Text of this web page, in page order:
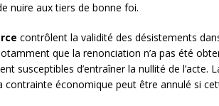
nuire aux tiers de bonne foi.
contrôlent la validité des désistements
que la renonciation n’a pas été
susceptibles d’entraîner la nullité de l’acte.
contrainte économique peut être annulé si